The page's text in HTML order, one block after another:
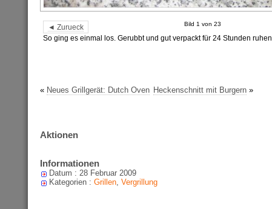
◄ Zurueck Bild 1 von 23
So ging es einmal los. Gerubbt und gut verpackt für 24 Stunden ruhen
« Neues Grillgerät: Dutch Oven Heckenschnitt mit Burgern »
Aktionen
Informationen
Datum : 28 Februar 2009
Kategorien : Grillen, Vergrillung